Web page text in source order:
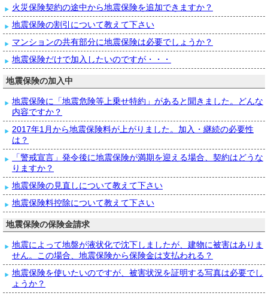
火災保険契約の途中から地震保険を追加できますか？
地震保険の割引について教えて下さい
マンションの共有部分に地震保険は必要でしょうか？
地震保険だけで加入したいのですが・・・
地震保険の加入中
地震保険に「地震危険等上乗せ特約」があると聞きました。どんな
内容ですか？
2017年1月から地震保険料が上がりました。加入・継続の必要性
は？
「警戒宣言」発令後に地震保険が満期を迎える場合、契約はどうな
りますか？
地震保険の見直しについて教えて下さい
地震保険料控除について教えて下さい
地震保険の保険金請求
地震によって地盤が液状化で沈下しましたが、建物に被害はありま
せん。この場合、地震保険から保険金は支払われる？
地震保険を使いたいのですが、被害状況を証明する写真は必要でし
ょうか？